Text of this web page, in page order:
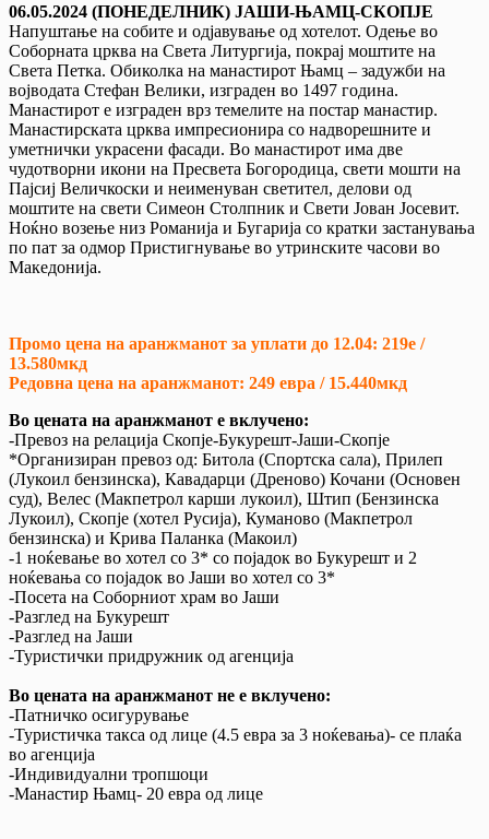
06.05.2024 (ПОНЕДЕЛНИК) ЈАШИ-ЊАМЦ-СКОПЈЕ
Напуштање на собите и одјавување од хотелот. Одење во
Соборната црква на Света Литургија, покрај моштите на
Света Петка. Обиколка на манастирот Њамц – задужби на
војводата Стефан Велики, изграден во 1497 година.
Манастирот е изграден врз темелите на постар манастир.
Манастирската црква импресионира со надворешните и
уметнички украсени фасади. Во манастирот има две
чудотворни икони на Пресвета Богородица, свети мошти на
Пајсиј Величкоски и неименуван светител, делови од
моштите на свети Симеон Столпник и Свети Јован Јосевит.
Ноќно возење низ Романија и Бугарија со кратки застанувања
по пат за одмор Пристигнување во утринските часови во
Македонија.
Промо цена на аранжманот за уплати до 12.04: 219е /
13.580мкд
Редовна цена на аранжманот: 249 eвра / 15.440мкд
Во цената на аранжманот е вклучено:
-Превоз на релација Скопје-Букурешт-Јаши-Скопје
*Организиран превоз од: Битола (Спортска сала), Прилеп
(Лукоил бензинска), Кавадарци (Дреново) Кочани (Основен
суд), Велес (Макпетрол карши лукоил), Штип (Бензинска
Лукоил), Скопје (хотел Русија), Куманово (Макпетрол
бензинска) и Крива Паланка (Макоил)
-1 ноќевање во хотел со 3* со појадок во Букурешт и 2
ноќевања со појадок во Јаши во хотел со 3*
-Посета на Соборниот храм во Јаши
-Разглед на Букурешт
-Разглед на Јаши
-Туристички придружник од агенција
Во цената на аранжманот не е вклучено:
-Патничко осигурување
-Туристичка такса од лице (4.5 евра за 3 ноќевања)- се плаќа
во агенција
-Индивидуални тропшоци
-Манастир Њамц- 20 евра од лице